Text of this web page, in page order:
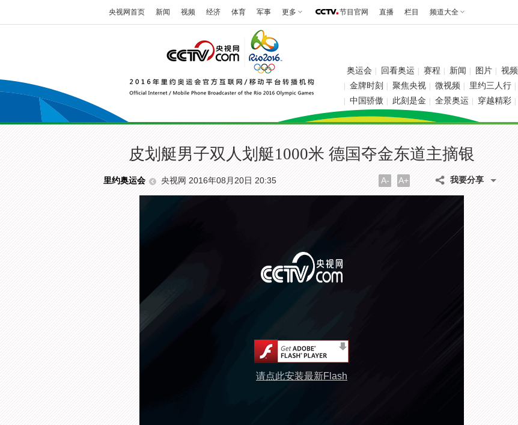
央视网首页 新闻 视频 经济 体育 军事 更多 节目官网 直播 栏目 频道大全
奥运会 回看奥运 赛程 新闻 图片 视频
金牌时刻 聚焦央视 微视频 里约三人行
中国骄傲 此刻是金 全景奥运 穿越精彩
皮划艇男子双人划艇1000米 德国夺金东道主摘银
里约奥运会 央视网 2016年08月20日 20:35 A- A+ 我要分享
请点此安装最新Flash